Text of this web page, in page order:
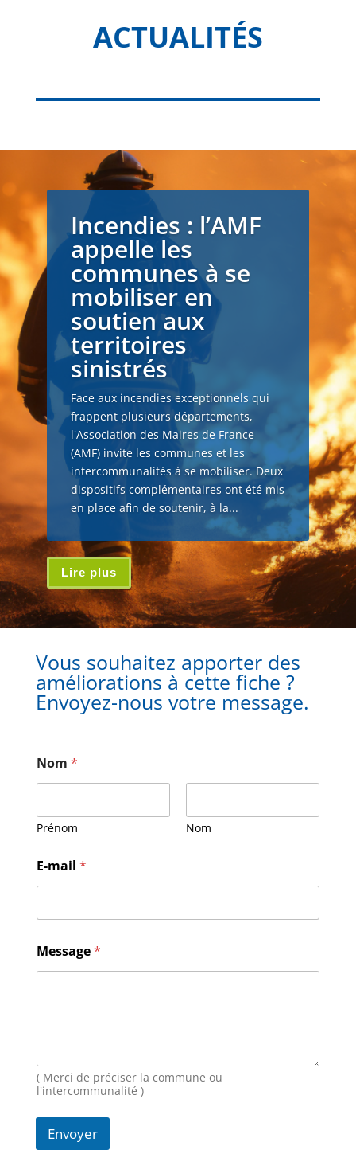
ACTUALITÉS
Incendies : l’AMF
appelle les
communes à se
mobiliser en
soutien aux
territoires
sinistrés
Face aux incendies exceptionnels qui
frappent plusieurs départements,
l'Association des Maires de France
(AMF) invite les communes et les
intercommunalités à se mobiliser. Deux
dispositifs complémentaires ont été mis
en place afin de soutenir, à la...
Lire plus
Vous souhaitez apporter des
améliorations à cette fiche ?
Envoyez-nous votre message.
Nom *
Prénom Nom
E-mail *
-
m
s
a
e
Message*
( Merci de préciser la commune ou
l'intercommunalité )
Envoyer